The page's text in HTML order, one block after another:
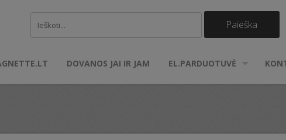
DOVANOS JAI IR JAM EL.PARDUOTUVĖ